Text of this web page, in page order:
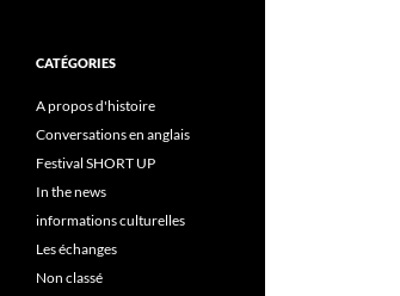
CATÉGORIES
A propos d'histoire
Conversations en anglais
Festival SHORT UP
In the news
informations culturelles
Les échanges
Non classé